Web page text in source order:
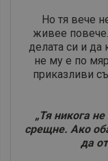
Но тя вече
живее
делата си и да
не му е по
приказливи
„Тя никога
срещне. Ако
да